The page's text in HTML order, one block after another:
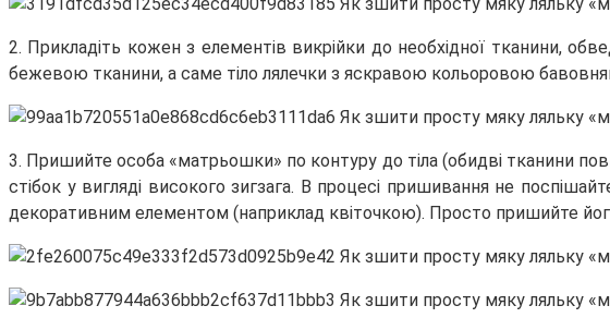
2. Прикладіть кожен з елементів викрійки до необхідної тканини,
бежевою тканини, а саме тіло лялечки з яскравою кольоровою
3. Пришийте особа «матрьошки» по контуру до тіла (обидві тканини
стібок у вигляді високого зигзага. В процесі пришивання не
декоративним елементом (наприклад квіточкою). Просто пришийте